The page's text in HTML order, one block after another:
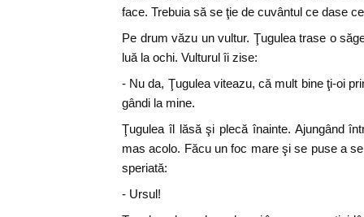
face. Trebuia să se ţie de cuvântul ce dase
Pe drum văzu un vultur. Ţugulea trase o
luă la ochi. Vulturul îi zise:
- Nu da, Ţugulea viteazu, că mult bine ţi-oi
gândi la mine.
Ţugulea îl lăsă şi plecă înainte. Ajungând
mas acolo. Făcu un foc mare şi se puse a
speriată:
- Ursul!